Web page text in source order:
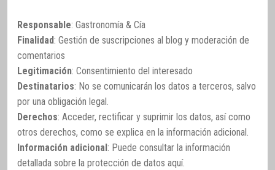
Responsable: Gastronomía & Cía
Finalidad: Gestión de suscripciones al blog y moderación de
comentarios
Legitimación: Consentimiento del interesado
Destinatarios: No se comunicarán los datos a terceros, salvo
por una obligación legal.
Derechos: Acceder, rectificar y suprimir los datos, así como
otros derechos, como se explica en la información adicional.
Información adicional : Puede consultar la información
detallada sobre la protección de datos aquí.